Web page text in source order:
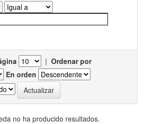
| Ordenar por
En orden
no ha producido resultados.